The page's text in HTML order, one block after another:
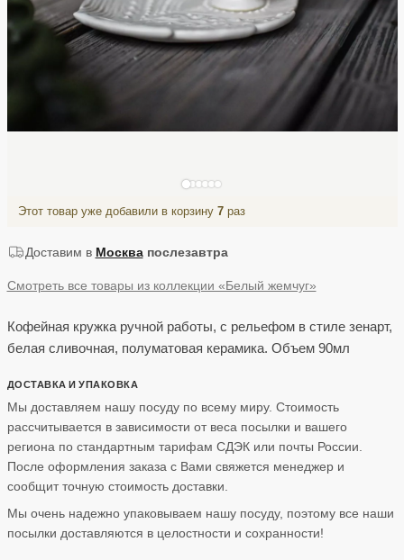
Этот товар уже добавили в корзину 7раз
Доставим в Москва послезавтра
Смотреть все товары из коллекции «Белый жемчуг»
Кофейная кружка ручной работы, с рельефом в стиле зенарт,
белая сливочная, полуматовая керамика. Объем 90мл
ДОСТАВКА И УПАКОВКА
Мы доставляем нашу посуду по всему миру. Стоимость
рассчитывается в зависимости от веса посылки и вашего
региона по стандартным тарифам СДЭК или почты России.
После оформления заказа с Вами свяжется менеджер и
сообщит точную стоимость доставки.
Мы очень надежно упаковываем нашу посуду, поэтому все наши
посылки доставляются в целостности и сохранности!